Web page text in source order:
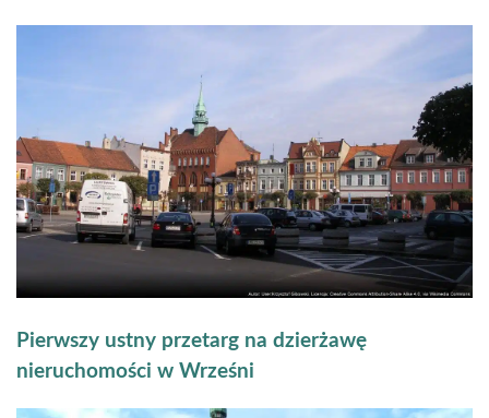
Pierwszy ustny przetarg na dzierżawę
nieruchomości w Wrześni